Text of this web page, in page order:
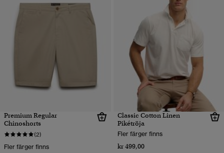
Premium Regular
Chinoshorts
(2)
Fler färger finns
Classic Cotton Linen
Pikétröja
Fler färger finns
kr 499,00